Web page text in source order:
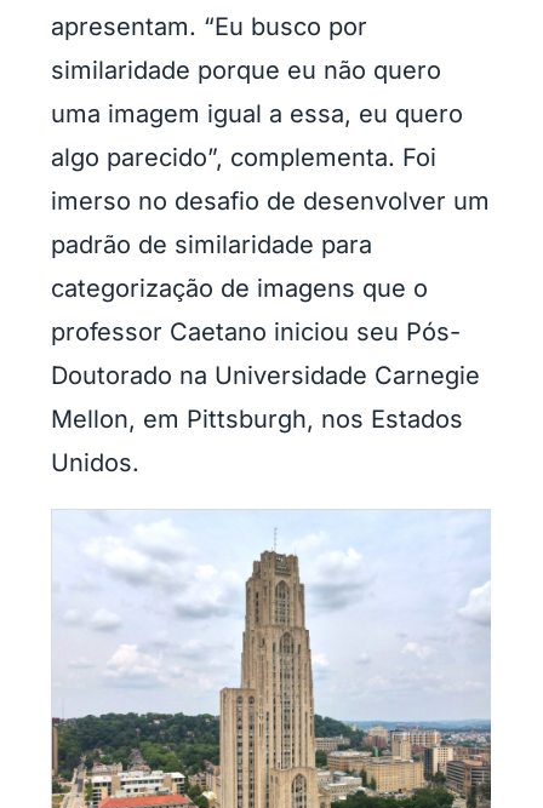
apresentam. “Eu busco por
similaridade porque eu não quero
uma imagem igual a essa, eu quero
algo parecido”, complementa. Foi
imerso no desafio de desenvolver um
padrão de similaridade para
categorização de imagens que o
professor Caetano iniciou seu Pós-
Doutorado na Universidade Carnegie
Mellon, em Pittsburgh, nos Estados
Unidos.